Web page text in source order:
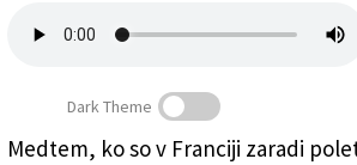
Založnik
NaročnineDark Theme
Medtem, ko so v Franciji zaradi